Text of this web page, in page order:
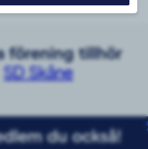
förening tillhör
SD Skåne
du också!